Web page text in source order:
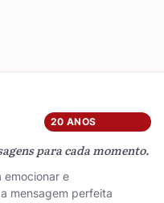
20 ANOS
para cada momento.
emocionar e
mensagem perfeita